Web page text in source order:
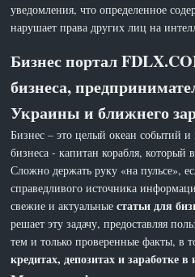
уведомления, что определенное
нарушает права других лиц на
Бизнес портал
бизнеса,
Украины и ближнего
Бизнес – это целый океан событий
бизнеса - капитан корабля, который
Сложно держать руку «на пульсе»,
справедливого источника
свежие и актуальныестатьи для
решает эту задачу, предоставляя
тем и только проверенные факты, в
кредитах, депозитах и заработке в